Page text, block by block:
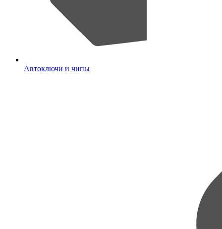
Автоключи и чипы